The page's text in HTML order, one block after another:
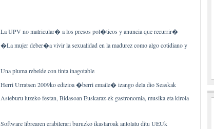
La UPV no matricular� a los presos pol�ticos y anuncia que recurrir�
�La mujer deber�a vivir la sexualidad en la madurez como algo cotidiano y
Una pluma rebelde con tinta inagotable
Herri Urratsen 2009ko edizioa �berri emaile� izango dela dio Seaskak
Asteburu luzeko festan, Bidasoan Euskaraz-ek gastronomia, musika eta kirola
Software librearen erabilerari buruzko ikastaroak antolatu ditu UEUk